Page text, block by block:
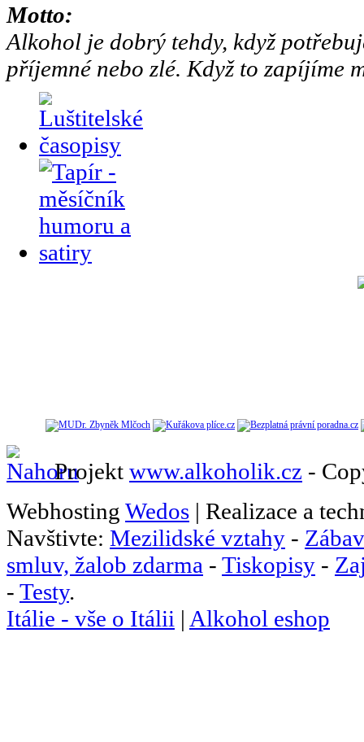
Motto:
Alkohol je dobrý tehdy, když
příjemné nebo zlé. Když to zapíjíme
Projekt www.alkoholik.cz -
Webhosting Wedos | Realizace a
Navštivte: Mezilidské vztahy -
smluv, žalob zdarma - Tiskopisy -
- Testy.
Itálie - vše o Itálii | Alkohol eshop